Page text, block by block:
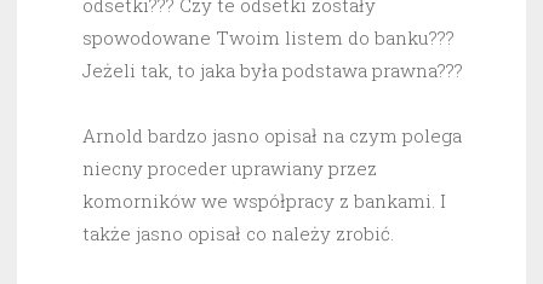
odsetki??? Czy te odsetki zostały
spowodowane Twoim listem do banku???
Jeżeli tak, to jaka była podstawa prawna???
Arnold bardzo jasno opisał na czym polega
niecny proceder uprawiany przez
komorników we współpracy z bankami. I
także jasno opisał co należy zrobić.